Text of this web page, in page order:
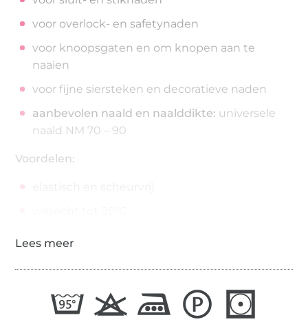
voor overlock- en safetynaden
voor knoopsgaten en om knopen aan te
naaien
voor fijne siersteken en decoratieve naden
aanbevolen naald en naalddikte: universele
naald NM 70 – 90
Voordelen: